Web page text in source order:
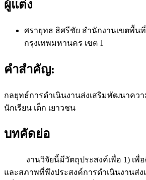
ผู้แต่ง
ศรายุทธ ธิศรีชัย สำนักงานเขตพื้น
กรุงเทพมหานคร เขต 1
คำสำคัญ:
กลยุทธ์การดำเนินงานส่งเสริมพัฒนาคว
นักเรียน เด็ก เยาวชน
บทคัดย่อ
งานวิจัยนี้มีวัตถุประสงค์เพื่อ 1) เพื่อ
และสภาพที่พึงประสงค์การดำเนินงานส่